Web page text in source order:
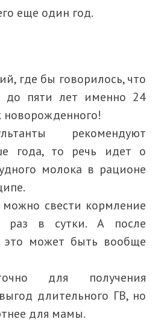
еще один год.
где бы говорилось, что
до пяти лет именно 24
новорожденного!
рекомендуют
года, то речь идет о
молока в рационе
можно свести кормление
раз в сутки. А после
это может быть вообще
для получения
длительного ГВ, но
для мамы.